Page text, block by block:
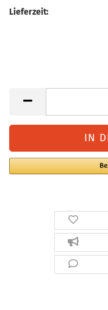
Lieferzeit: